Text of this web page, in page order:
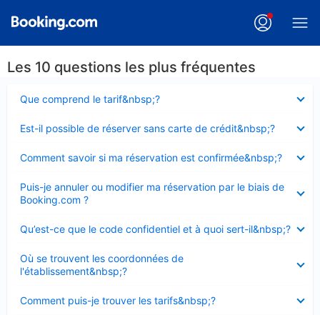
Les 10 questions les plus fréquentes
Que comprend le tarif&nbsp;?
fermé
Est-il possible de réserver sans carte de crédit&nbsp;?
fermé
Comment savoir si ma réservation est confirmée&nbsp;?
fermé
Puis-je annuler ou modifier ma réservation par le biais de
Booking.com ?
fermé
Qu’est-ce que le code confidentiel et à quoi sert-il&nbsp;?
fermé
Où se trouvent les coordonnées de
l'établissement&nbsp;?
fermé
Comment puis-je trouver les tarifs&nbsp;?
fermé